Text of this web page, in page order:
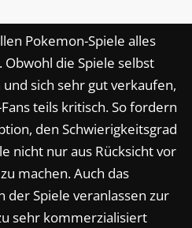
Pokemon-Spiele alles
die Spiele selbst
sich sehr gut verkaufen,
teils kritisch. So fordern
den Schwierigkeitsgrad
nicht nur aus Rücksicht vor
machen. Auch das
der Spiele veranlassen zur
sehr kommerzialisiert